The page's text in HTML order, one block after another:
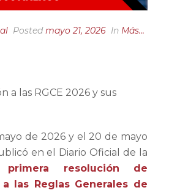
Postedmayo 21, 2026 In Más...
a las RGCE 2026 y sus
de 2026 y el 20 de mayo
en el Diario Oficial de la
resolución de
las Reglas Generales de